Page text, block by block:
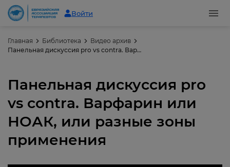
Войти
Главная Библиотека
Видео архив
Панельная дискуссия pro vs contra. Варфарин или НОАК, или разные зоны применения
Панельная дискуссия pro
vs contra. Варфарин или
НОАК, или разные зоны
применения